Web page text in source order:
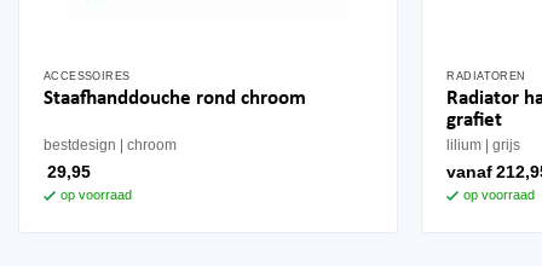
ACCESSOIRES
Staafhanddouche rond chroom
bestdesign chroom
29,95
op voorraad
RADIATOREN
Radiator
grafiet
lilium grijs
vanaf
op voorraad
Dit
product
heeft
meerdere
variaties.